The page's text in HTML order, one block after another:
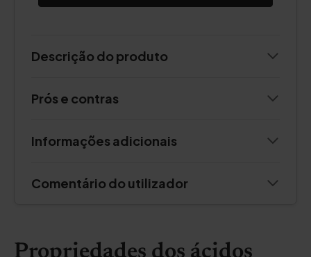
Descrição do produto
Prós e contras
Informações adicionais
Comentário do utilizador
Propriedades dos ácidos